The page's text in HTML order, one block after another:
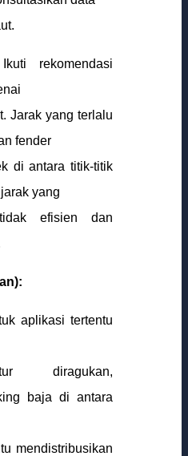
rekomendasi
Jarak yang terlalu
fender
di antara titik-titik
yang
efisien dan
aplikasi tertentu
diragukan,
baja di antara
mendistribusikan